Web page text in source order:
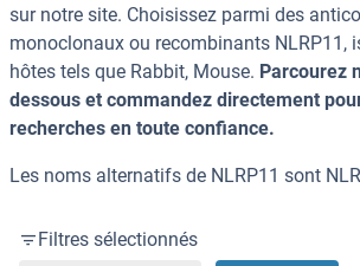
sur notre site. Choisissez parmi des
monoclonaux ou recombinants NLRP11,
hôtes tels que Rabbit, Mouse. Parcourez
dessous et commandez directement
recherches en toute confiance.
Les noms alternatifs de NLRP11 sont
Filtres sélectionnés